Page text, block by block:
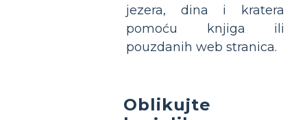
jezera, dina i kratera
pomoću knjiga ili
pouzdanih web stranica.
Oblikujte